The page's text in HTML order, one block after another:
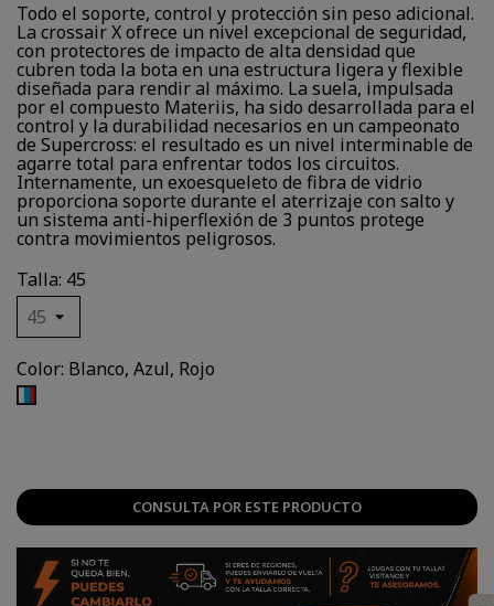
Todo el soporte, control y protección sin peso adicional.
La crossair X ofrece un nivel excepcional de seguridad,
con protectores de impacto de alta densidad que
cubren toda la bota en una estructura ligera y flexible
diseñada para rendir al máximo. La suela, impulsada
por el compuesto Materiis, ha sido desarrollada para el
control y la durabilidad necesarios en un campeonato
de Supercross: el resultado es un nivel interminable de
agarre total para enfrentar todos los circuitos.
Internamente, un exoesqueleto de fibra de vidrio
proporciona soporte durante el aterrizaje con salto y
un sistema anti-hiperflexión de 3 puntos protege
contra movimientos peligrosos.
Talla: 45
Color: Blanco, Azul, Rojo
CONSULTA POR ESTE PRODUCTO